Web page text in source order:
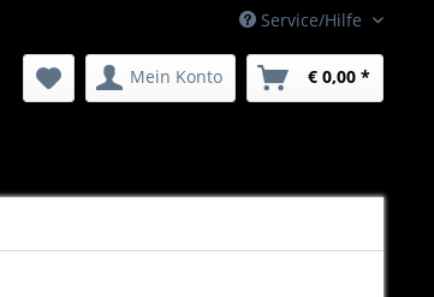
Service/Hilfe
Mein Konto € 0,00 *